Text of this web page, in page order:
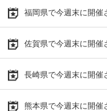
福岡県で今週末に開催
佐賀県で今週末に開催
長崎県で今週末に開催
熊本県で今週末に開催